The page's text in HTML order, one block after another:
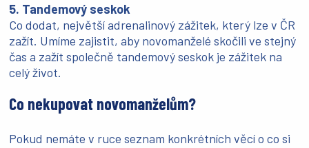
5. Tandemový seskok
Co dodat, největší adrenalinový zážitek, který lze v ČR
zažít. Umíme zajistit, aby novomanželé skočili ve stejný
čas a zažít společně tandemový seskok je zážitek na
celý život.
Co nekupovat novomanželům?
Pokud nemáte v ruce seznam konkrétních věcí o co si